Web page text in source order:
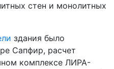
стен и монолитных
здания было
Сапфир, расчет
комплексе ЛИРА-